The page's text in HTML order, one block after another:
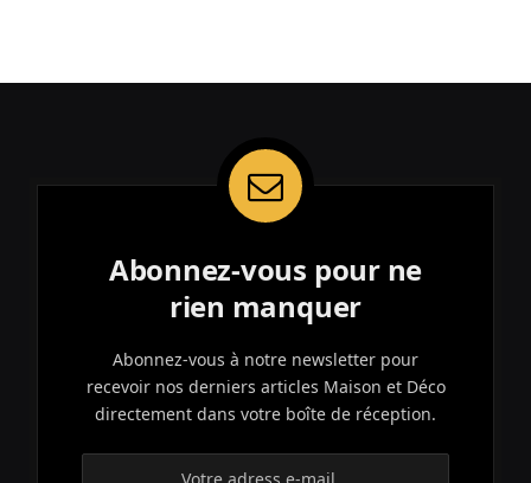
Abonnez-vous pour ne
rien manquer
Abonnez-vous à notre newsletter pour
recevoir nos derniers articles Maison et Déco
directement dans votre boîte de réception.